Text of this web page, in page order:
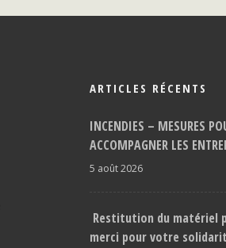
ARTICLES RÉCENTS
INCENDIES – MESURES
ACCOMPAGNER LES
5 août 2026
Restitution du matériel
merci pour votre